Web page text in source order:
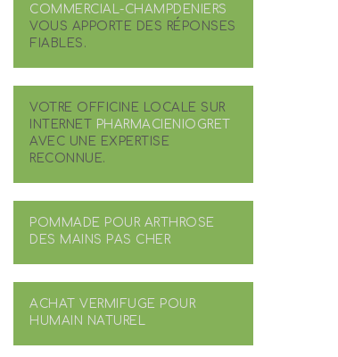
COMMERCIAL-CHAMPDENIERS
VOUS APPORTE DES RÉPONSES
FIABLES.
VOTRE OFFICINE LOCALE SUR
INTERNET PHARMACIENIOGRET
AVEC UNE EXPERTISE
RECONNUE.
POMMADE POUR ARTHROSE
DES MAINS PAS CHER
ACHAT VERMIFUGE POUR
HUMAIN NATUREL